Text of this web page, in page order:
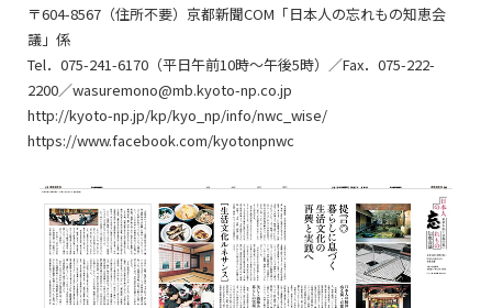
〒604-8567（住所不要）京都新聞COM「日本人の忘れもの知恵会
議」係
Tel．075-241-6170（平日午前10時～午後5時）／Fax．075-222-
2200／wasuremono@mb.kyoto-np.co.jp
http://kyoto-np.jp/kp/kyo_np/info/nwc_wise/
https://www.facebook.com/kyotonpnwc